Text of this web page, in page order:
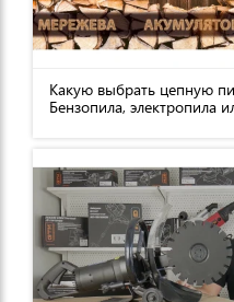
Какую выбрать цепную
Бензопила, электропила